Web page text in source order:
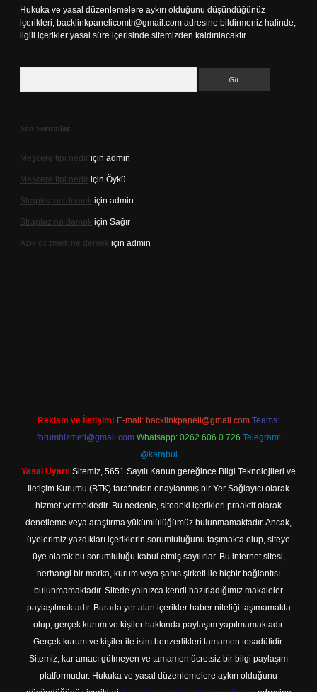
Hukuka ve yasal düzenlemelere aykırı olduğunu düşündüğünüz
içerikleri, backlinkpanelicomtr@gmail.com adresine bildirmeniz halinde,
ilgili içerikler yasal süre içerisinde sitemizden kaldırılacaktır.
Son yorumlar
Meşcere tipi nedir için admin
Meşcere tipi nedir için Öykü
Straplez ne demek için admin
Straplez ne demek için Sağır
Azık düzmek ne demek için admin
Reklam ve İletişim: E-mail: backlinkpaneli@gmail.com Teams:
forumhizmeti@gmail.com Whatsapp: 0262 606 0 726 Telegram:
@karabul
Yasal Uyarı: Sitemiz, 5651 Sayılı Kanun gereğince Bilgi Teknolojileri ve
İletişim Kurumu (BTK) tarafından onaylanmış bir Yer Sağlayıcı olarak
hizmet vermektedir. Bu nedenle, sitedeki içerikleri proaktif olarak
denetleme veya araştırma yükümlülüğümüz bulunmamaktadır. Ancak,
üyelerimiz yazdıkları içeriklerin sorumluluğunu taşımakta olup, siteye
üye olarak bu sorumluluğu kabul etmiş sayılırlar. Bu internet sitesi,
herhangi bir marka, kurum veya şahıs şirketi ile hiçbir bağlantısı
bulunmamaktadır. Sitede yalnızca kendi hazırladığımız makaleler
paylaşılmaktadır. Burada yer alan içerikler haber niteliği taşımamakta
olup, gerçek kurum ve kişiler hakkında paylaşım yapılmamaktadır.
Gerçek kurum ve kişiler ile isim benzerlikleri tamamen tesadüfidir.
Sitemiz, kar amacı gütmeyen ve tamamen ücretsiz bir bilgi paylaşım
platformudur. Hukuka ve yasal düzenlemelere aykırı olduğunu